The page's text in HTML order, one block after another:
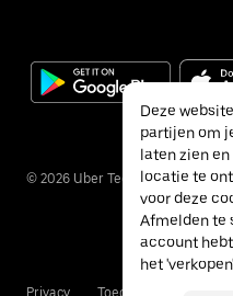
© 2026 Uber Technologies Inc.
Privacy Toegankelijkheid
Deze
partijen om
laten zien
locatie te
voor deze
Afmelden te
account
het